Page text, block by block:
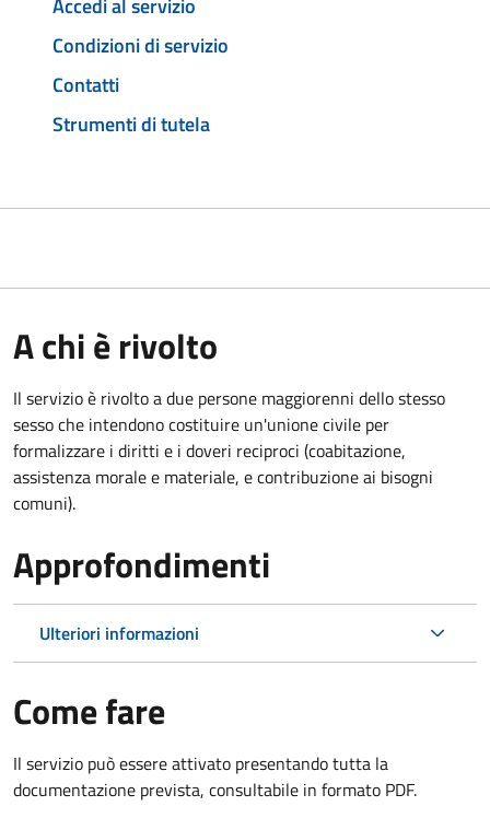
Accedi al servizio
Condizioni di servizio
Contatti
Strumenti di tutela
A chi è rivolto
Il servizio è rivolto a due persone maggiorenni dello stesso
sesso che intendono costituire un'unione civile per
formalizzare i diritti e i doveri reciproci (coabitazione,
assistenza morale e materiale, e contribuzione ai bisogni
comuni).
Approfondimenti
Ulteriori informazioni
Come fare
Il servizio può essere attivato presentando tutta la
documentazione prevista, consultabile in formato PDF.